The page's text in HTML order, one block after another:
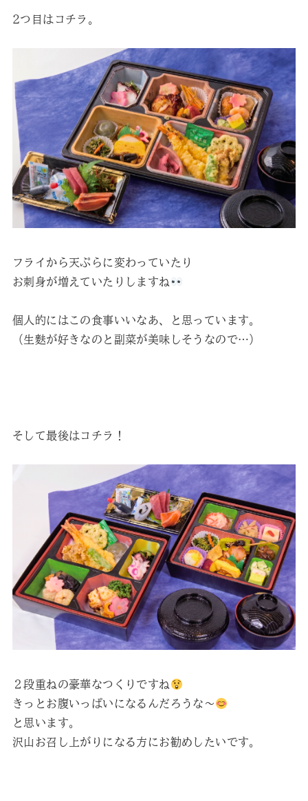
2つ目はコチラ。
フライから天ぷらに変わっていたり
お刺身が増えていたりしますね
個人的にはこの食事いいなあ、と思っています。
（生麩が好きなのと副菜が美味しそうなので…）
そして最後はコチラ！
２段重ねの豪華なつくりですね
きっとお腹いっぱいになるんだろうな～
と思います。
沢山お召し上がりになる方にお勧めしたいです。